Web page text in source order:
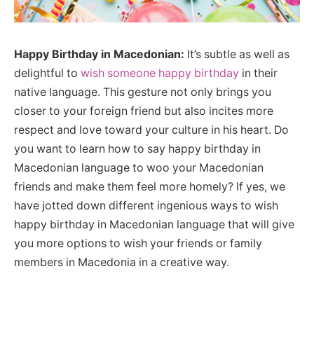
Happy Birthday in Macedonian: It’s subtle as well as
delightful to wish someone happy birthday in their
native language. This gesture not only brings you
closer to your foreign friend but also incites more
respect and love toward your culture in his heart. Do
you want to learn how to say happy birthday in
Macedonian language to woo your Macedonian
friends and make them feel more homely? If yes, we
have jotted down different ingenious ways to wish
happy birthday in Macedonian language that will give
you more options to wish your friends or family
members in Macedonia in a creative way.